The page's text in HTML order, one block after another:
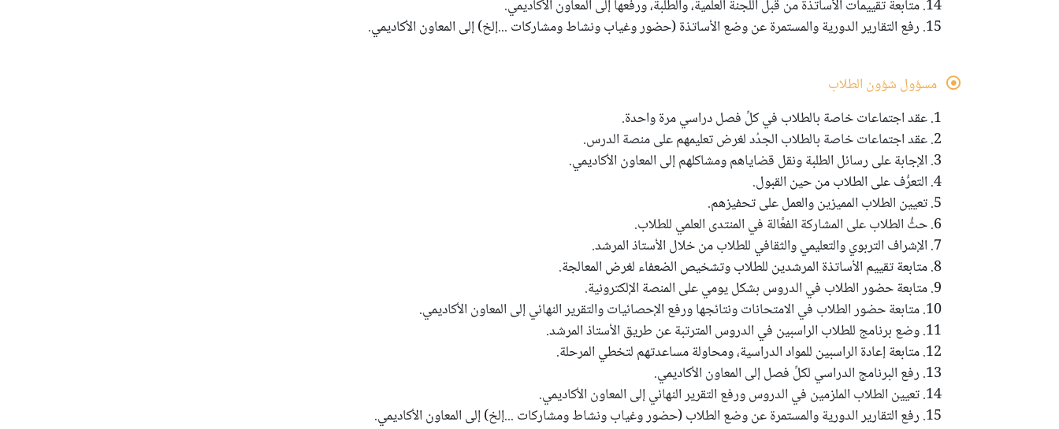
14. متابعة تقييمات الأساتذة من قبل اللجنة العلمية، والطلبة، ورفعها إلى المعاون الأكاديمي.
15. رفع التقارير الدورية والمستمرة عن وضع الأساتذة (حضور وغياب ونشاط ومشاركات ...إلخ) إلى المعاون الأكاديمي.
مسؤول شؤون الطلاب
1. عقد اجتماعات خاصة بالطلاب في كلِّ فصل دراسي مرة واحدة.
2. عقد اجتماعات خاصة بالطلاب الجدُد لغرض تعليمهم على منصة الدرس.
3. الإجابة على رسائل الطلبة ونقل قضاياهم ومشاكلهم إلى المعاون الأكاديمي.
4. التعرُّف على الطلاب من حين القبول.
5. تعيين الطلاب المميزين والعمل على تحفيزهم.
6. حثُّ الطلاب على المشاركة الفعَّالة في المنتدى العلمي للطلاب.
7. الإشراف التربوي والتعليمي والثقافي للطلاب من خلال الأستاذ المرشد.
8. متابعة تقييم الأساتذة المرشدين للطلاب وتشخيص الضعفاء لغرض المعالجة.
9. متابعة حضور الطلاب في الدروس بشكل يومي على المنصة الإلكترونية.
10. متابعة حضور الطلاب في الامتحانات ونتائجها ورفع الإحصائيات والتقرير النهائي إلى المعاون الأكاديمي.
11. وضع برنامج للطلاب الراسبين في الدروس المترتبة عن طريق الأستاذ المرشد.
12. متابعة إعادة الراسبين للمواد الدراسية، ومحاولة مساعدتهم لتخطي المرحلة.
13. رفع البرنامج الدراسي لكلِّ فصل إلى المعاون الأكاديمي.
14. تعيين الطلاب الملزمين في الدروس ورفع التقرير النهائي إلى المعاون الأكاديمي.
15. رفع التقارير الدورية والمستمرة عن وضع الطلاب (حضور وغياب ونشاط ومشاركات ...إلخ) إلى المعاون الأكاديمي.